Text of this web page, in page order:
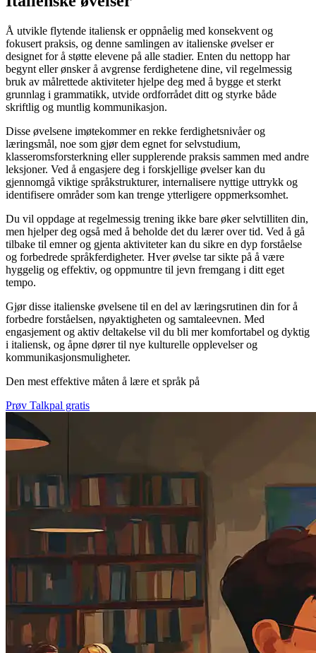
Å utvikle flytende italiensk er oppnåelig med konsekvent og
fokusert praksis, og denne samlingen av italienske øvelser er
designet for å støtte elevene på alle stadier. Enten du nettopp har
begynt eller ønsker å avgrense ferdighetene dine, vil regelmessig
bruk av målrettede aktiviteter hjelpe deg med å bygge et sterkt
grunnlag i grammatikk, utvide ordforrådet ditt og styrke både
skriftlig og muntlig kommunikasjon.
Disse øvelsene imøtekommer en rekke ferdighetsnivåer og
læringsmål, noe som gjør dem egnet for selvstudium,
klasseromsforsterkning eller supplerende praksis sammen med andre
leksjoner. Ved å engasjere deg i forskjellige øvelser kan du
gjennomgå viktige språkstrukturer, internalisere nyttige uttrykk og
identifisere områder som kan trenge ytterligere oppmerksomhet.
Du vil oppdage at regelmessig trening ikke bare øker selvtilliten din,
men hjelper deg også med å beholde det du lærer over tid. Ved å gå
tilbake til emner og gjenta aktiviteter kan du sikre en dyp forståelse
og forbedrede språkferdigheter. Hver øvelse tar sikte på å være
hyggelig og effektiv, og oppmuntre til jevn fremgang i ditt eget
tempo.
Gjør disse italienske øvelsene til en del av læringsrutinen din for å
forbedre forståelsen, nøyaktigheten og samtaleevnen. Med
engasjement og aktiv deltakelse vil du bli mer komfortabel og dyktig
i italiensk, og åpne dører til nye kulturelle opplevelser og
kommunikasjonsmuligheter.
Den mest effektive måten å lære et språk på
Prøv Talkpal gratis